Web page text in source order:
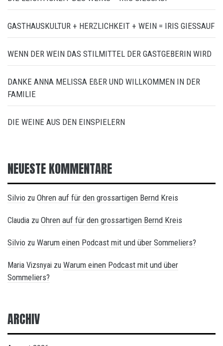
GASTHAUSKULTUR + HERZLICHKEIT + WEIN = IRIS GIESSAUF
WENN DER WEIN DAS STILMITTEL DER GASTGEBERIN WIRD
DANKE ANNA MELISSA EßER UND WILLKOMMEN IN DER
FAMILIE
DIE WEINE AUS DEN EINSPIELERN
NEUESTE KOMMENTARE
Silvio zu Ohren auf für den grossartigen Bernd Kreis
Claudia zu Ohren auf für den grossartigen Bernd Kreis
Silvio zu Warum einen Podcast mit und über Sommeliers?
Maria Vizsnyai zu Warum einen Podcast mit und über
Sommeliers?
ARCHIV